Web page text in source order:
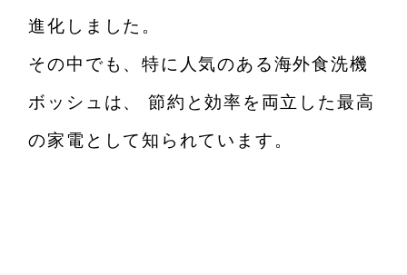
進化しました。
その中でも、特に人気のある海外食洗機
ボッシュは、
節約と効率を両立した最高
の家電として知られています。